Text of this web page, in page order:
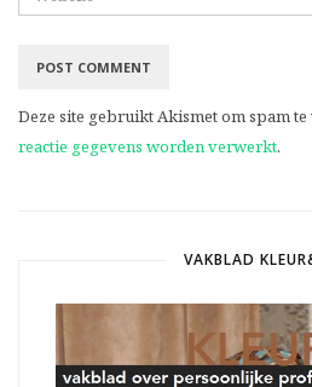
Deze site gebruikt Akismet om spam
reactie gegevens worden verwerkt.
VAKBLAD